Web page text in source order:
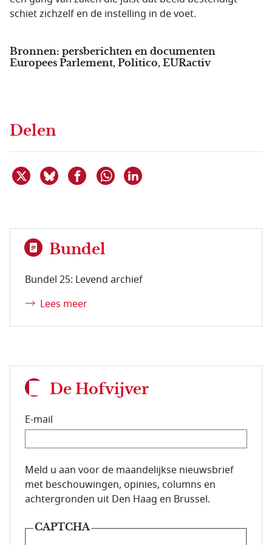
schiet zichzelf en de instelling in de voet.
Bronnen: persberichten en documenten
Europees Parlement, Politico, EURactiv
Delen
Deel dit item op X
Deel dit item op Bluesky
Deel dit item op Facebook
Delen via WhatsApp
Bundel
Bundel 25: Levend archief
Lees meer
De Hofvijver
E-mail
E-mailadres van de abonnee.
Meld u aan voor de maandelijkse nieuwsbrief
met beschouwingen, opinies, columns en
achtergronden uit Den Haag en Brussel.
CAPTCHA